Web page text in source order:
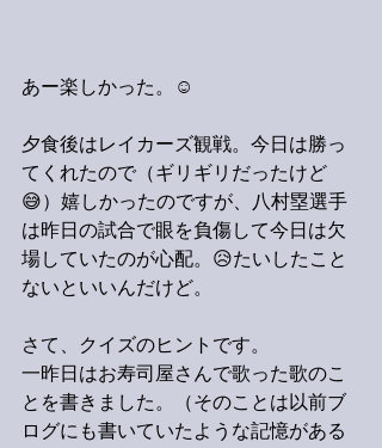
あー楽しかった。☺️
夕食後はレイカーズ観戦。今日は勝っ
てくれたので（ギリギリだったけど
😅）嬉しかったのですが、八村塁選手
は昨日の試合で眼を負傷して今日は欠
場していたのが心配。😥たいしたこと
ないといいんだけど。
さて、クイズのヒントです。
一昨日はお寿司屋さんで歌った歌のこ
とを書きました。（そのことは以前ブ
ログにも書いていたような記憶がある